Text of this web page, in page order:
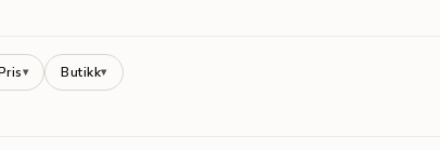
▾ Butikk▾